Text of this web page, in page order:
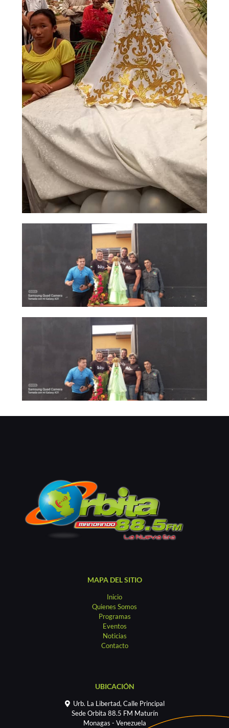
MAPA DEL SITIO
Inicio
Quienes Somos
Programas
Eventos
Noticias
Contacto
UBICACIÓN
Urb. La Libertad, Calle Principal
Sede Orbita 88.5 FM Maturín
Monagas - Venezuela